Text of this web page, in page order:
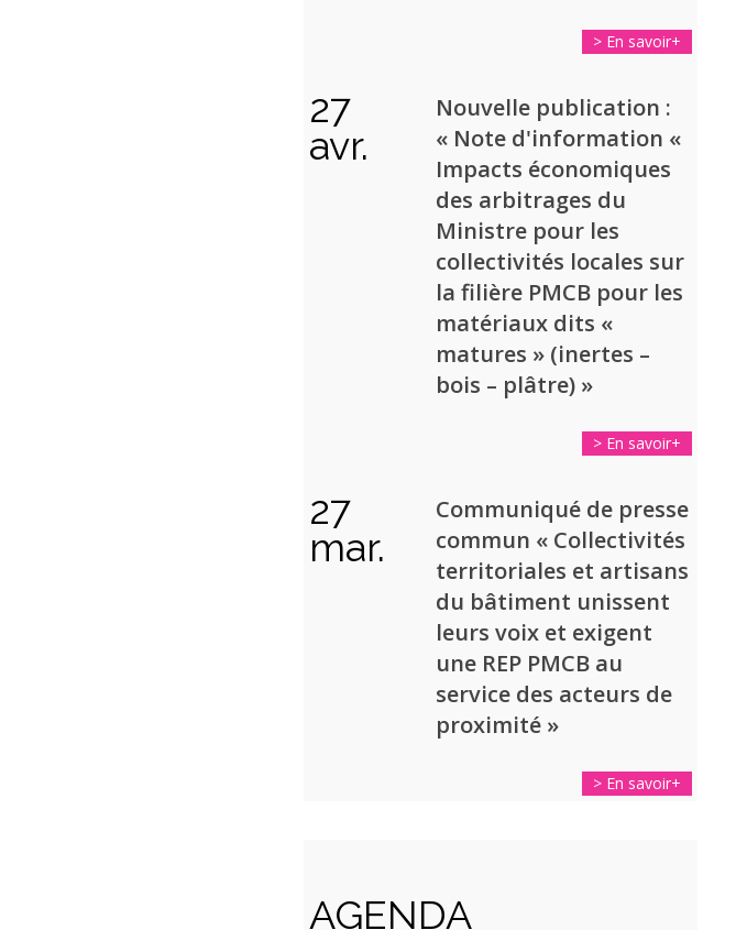
> En savoir+
27
avr.
Nouvelle publication :
« Note d'information «
Impacts économiques
des arbitrages du
Ministre pour les
collectivités locales sur
la filière PMCB pour les
matériaux dits «
matures » (inertes –
bois – plâtre) »
> En savoir+
27
mar.
Communiqué de presse
commun « Collectivités
territoriales et artisans
du bâtiment unissent
leurs voix et exigent
une REP PMCB au
service des acteurs de
proximité »
> En savoir+
AGENDA